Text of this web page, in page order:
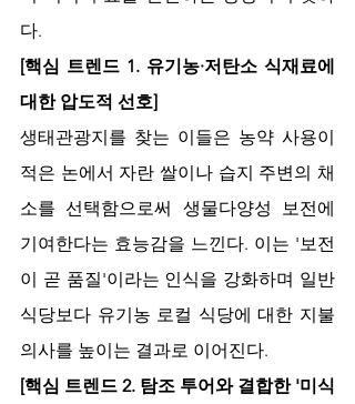
다.
[핵심 트렌드 1. 유기농·저탄소 식재료에
대한 압도적 선호]
생태관광지를 찾는 이들은 농약 사용이
적은 논에서 자란 쌀이나 습지 주변의 채
소를 선택함으로써 생물다양성 보전에
기여한다는 효능감을 느낀다. 이는 '보전
이 곧 품질'이라는 인식을 강화하며 일반
식당보다 유기농 로컬 식당에 대한 지불
의사를 높이는 결과로 이어진다.
[핵심 트렌드 2. 탐조 투어와 결합한 '미식